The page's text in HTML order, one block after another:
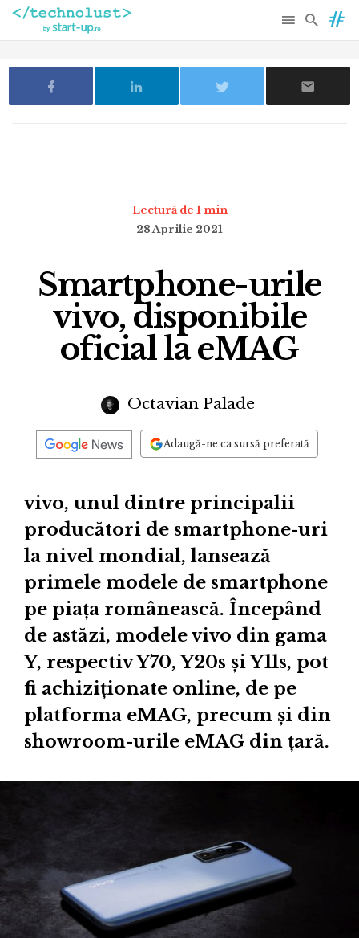
Lectură de 1 min
28 Aprilie 2021
Smartphone-urile
vivo, disponibile
oficial la eMAG
Octavian Palade
Adaugă-ne ca sursă preferată
vivo, unul dintre principalii
producători de smartphone-uri
la nivel mondial, lansează
primele modele de smartphone
pe piața românească. Începând
de astăzi, modele vivo din gama
Y, respectiv Y70, Y20s și Y11s, pot
fi achiziționate online, de pe
platforma eMAG, precum și din
showroom-urile eMAG din țară.